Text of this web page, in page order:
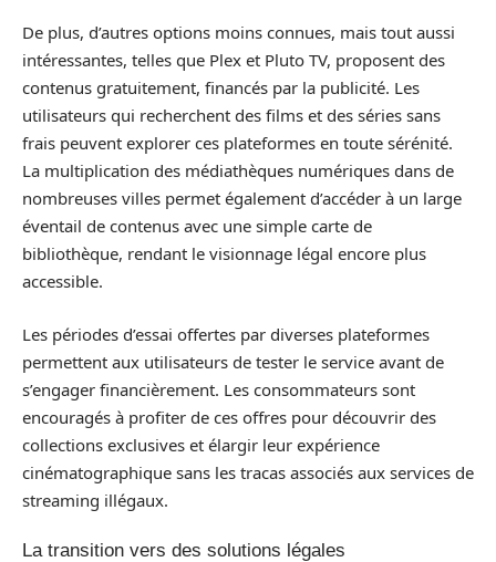
De plus, d’autres options moins connues, mais tout aussi
intéressantes, telles que Plex et Pluto TV, proposent des
contenus gratuitement, financés par la publicité. Les
utilisateurs qui recherchent des films et des séries sans
frais peuvent explorer ces plateformes en toute sérénité.
La multiplication des médiathèques numériques dans de
nombreuses villes permet également d’accéder à un large
éventail de contenus avec une simple carte de
bibliothèque, rendant le visionnage légal encore plus
accessible.
Les périodes d’essai offertes par diverses plateformes
permettent aux utilisateurs de tester le service avant de
s’engager financièrement. Les consommateurs sont
encouragés à profiter de ces offres pour découvrir des
collections exclusives et élargir leur expérience
cinématographique sans les tracas associés aux services de
streaming illégaux.
La transition vers des solutions légales